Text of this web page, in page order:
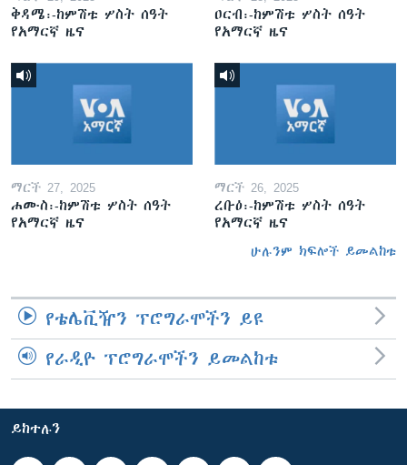
ቅዳሜ፡-ከምሽቱ ሦስት ሰዓት
የአማርኛ ዜና
ዐርብ፡-ከምሽቱ ሦስት ሰዓት
የአማርኛ ዜና
ማርች 27, 2025
ሐሙስ፡-ከምሽቱ ሦስት ሰዓት
የአማርኛ ዜና
ማርች 26, 2025
ረቡዕ፡-ከምሽቱ ሦስት ሰዓት
የአማርኛ ዜና
ሁሉንም ክፍሎች ይመልከቱ
የቴሌቪዥን ፕሮግራሞችን ይዩ
የራዲዮ ፕሮግራሞችን ይመልከቱ
ይከተሉን